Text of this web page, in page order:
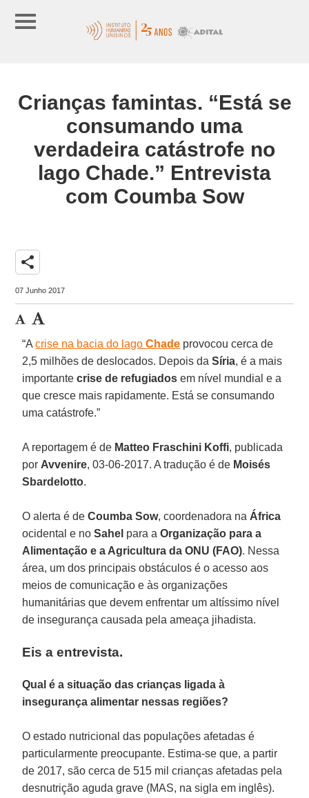
Crianças famintas. “Está se
consumando uma
verdadeira catástrofe no
lago Chade.” Entrevista
com Coumba Sow
share
07 Junho 2017
“Acrise na bacia do lagoChade provocou cerca de
2,5 milhões de deslocados. Depois daSíria, é a mais
importantecrise de refugiados em nível mundial e a
que cresce mais rapidamente. Está se consumando
uma catástrofe.”
A reportagem é de Matteo Fraschini Koffi, publicada
por Avvenire, 03-06-2017. A tradução é de Moisés
Sbardelotto.
O alerta é deCoumba Sow, coordenadora na África
ocidental e noSahel para aOrganização para a
Alimentação e a Agricultura da ONU (FAO). Nessa
área, um dos principais obstáculos é o acesso aos
meios de comunicação e às organizações
humanitárias que devem enfrentar um altíssimo nível
de insegurança causada pela ameaça jihadista.
Eis a entrevista.
Qual é a situação das crianças ligada à
insegurança alimentar nessas regiões?
O estado nutricional das populações afetadas é
particularmente preocupante. Estima-se que, a partir
de 2017, são cerca de 515 mil crianças afetadas pela
desnutrição aguda grave (MAS, na sigla em inglês).